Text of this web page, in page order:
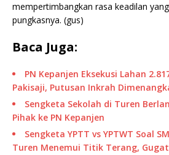
mempertimbangkan rasa keadilan
pungkasnya. (gus)
Baca Juga:
PN Kepanjen Eksekusi Lahan
Pakisaji, Putusan Inkrah
Sengketa Sekolah di Turen
Pihak ke PN Kepanjen
Sengketa YPTT vs YPTWT Soal
Turen Menemui Titik Terang,